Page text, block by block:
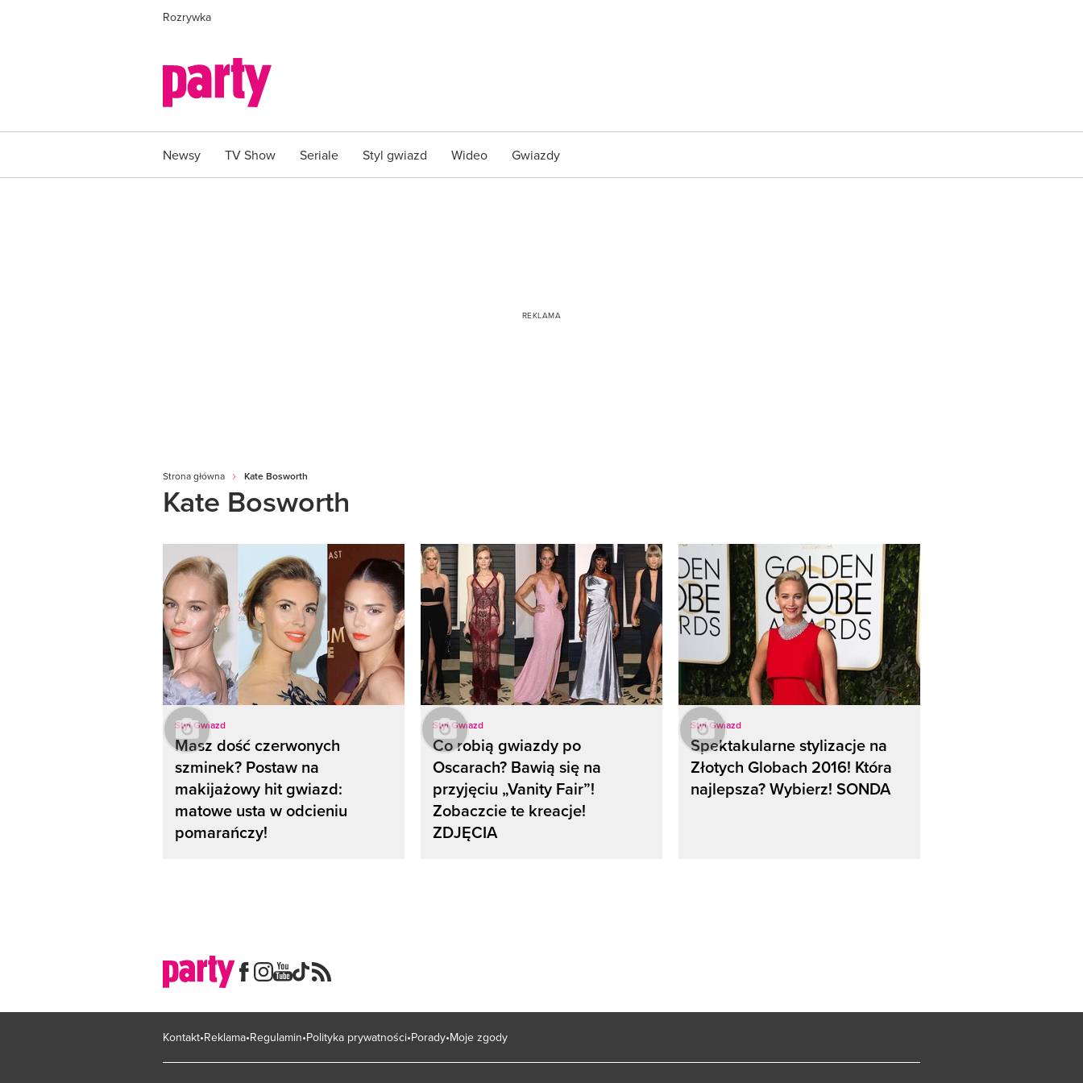
Rozrywka
Newsy TV Show Seriale Styl gwiazd Wideo Gwiazdy
Strona główna Kate Bosworth
Kate Bosworth
Styl Gwiazd
Masz dość czerwonych
szminek? Postaw na
makijażowy hit gwiazd:
matowe usta w odcieniu
pomarańczy!
Styl Gwiazd
Co robią gwiazdy po
Oscarach? Bawią się na
przyjęciu „Vanity Fair”!
Zobaczcie te kreacje!
ZDJĘCIA
Styl Gwiazd
Spektakularne stylizacje na
Złotych Globach 2016! Która
najlepsza? Wybierz! SONDA
Kontakt Reklama Regulamin Polityka prywatności Porady Moje zgody